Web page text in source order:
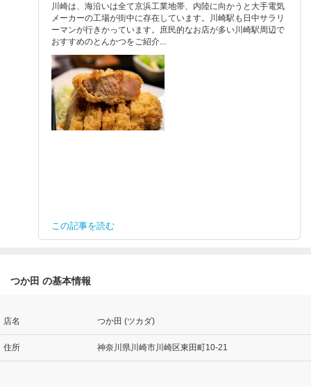
川崎は、海沿いは全て京浜工業地帯、内陸に向かうと大手電気
メーカーの工場が街中に存在しています。川崎駅も日中サラリ
ーマンが行きかっています。庶民的なお店が多い川崎駅周辺で
おすすめのとんかつをご紹介...
この記事を読む
つか田 の基本情報
店名 つか田 (ツカダ)
住所 神奈川県川崎市川崎区東田町10-21